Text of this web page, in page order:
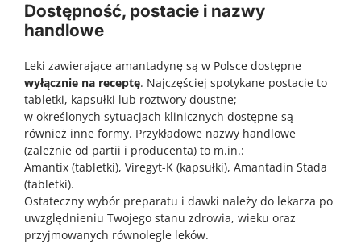
Dostępność, postacie i nazwy
handlowe
Leki zawierające amantadynę są w Polsce dostępne
wyłącznie na receptę. Najczęściej spotykane postacie to
tabletki, kapsułki lub roztwory doustne;
w określonych sytuacjach klinicznych dostępne są
również inne formy. Przykładowe nazwy handlowe
(zależnie od partii i producenta) to m.in.:
Amantix (tabletki), Viregyt-K (kapsułki), Amantadin Stada
(tabletki).
Ostateczny wybór preparatu i dawki należy do lekarza po
uwzględnieniu Twojego stanu zdrowia, wieku oraz
przyjmowanych równolegle leków.